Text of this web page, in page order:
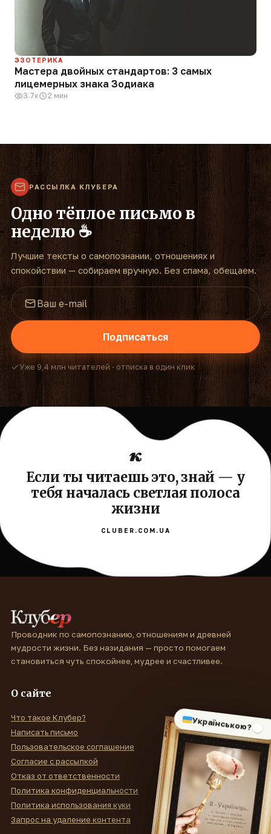
ЭЗОТЕРИКА
Мастера двойных стандартов: 3 самых
лицемерных знака Зодиака
3.7к 2 мин
РАССЫЛКА КЛУБЕРА
Одно тёплое письмо в
неделю ☕
Лучшие тексты о самопознании, отношениях и
спокойствии — собираем вручную. Без спама, обещаем.
Подписаться
Уже 9,4 млн читателей · отписка в один клик
Если ты читаешь это, знай — у
тебя началась светлая полоса
жизни
CLUBER.COM.UA
Українською?
Проводник по самопознанию, отношениям и древней
мудрости жизни. Без назидания — просто помогаем
становиться чуть спокойнее, мудрее и счастливее.
О сайте
Что такое Клубер?
Написать письмо
Пользовательское соглашение
Согласие с рассылкой
Отказ от ответственности
Политика конфиденциальности
Политика использования куки
Запрос на удаление контента